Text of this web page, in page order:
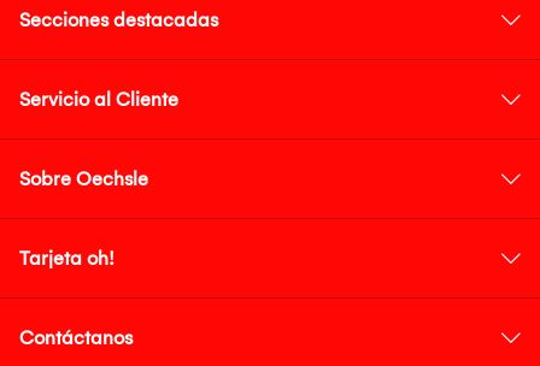
Secciones destacadas
Servicio al Cliente
Sobre Oechsle
Tarjeta oh!
Contáctanos